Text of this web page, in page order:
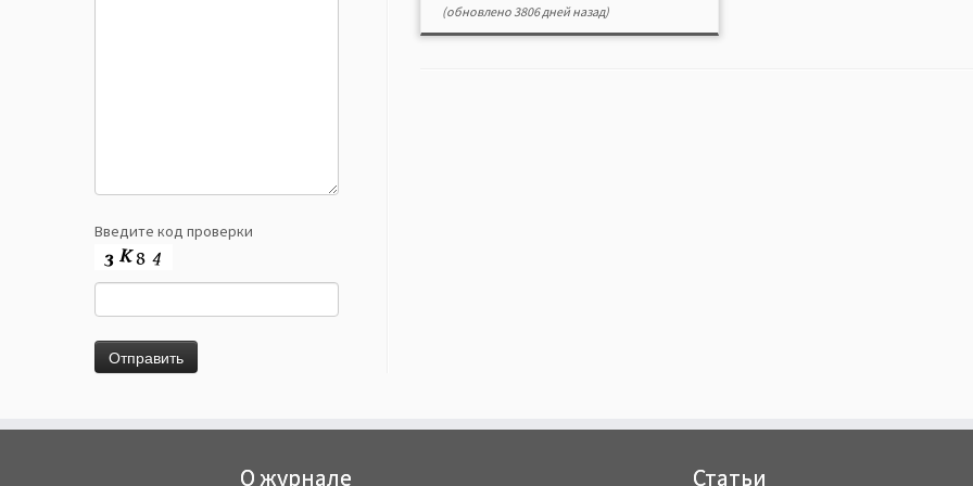
Введите код проверки
(обновлено 3806 дней назад)
О журнале Статьи